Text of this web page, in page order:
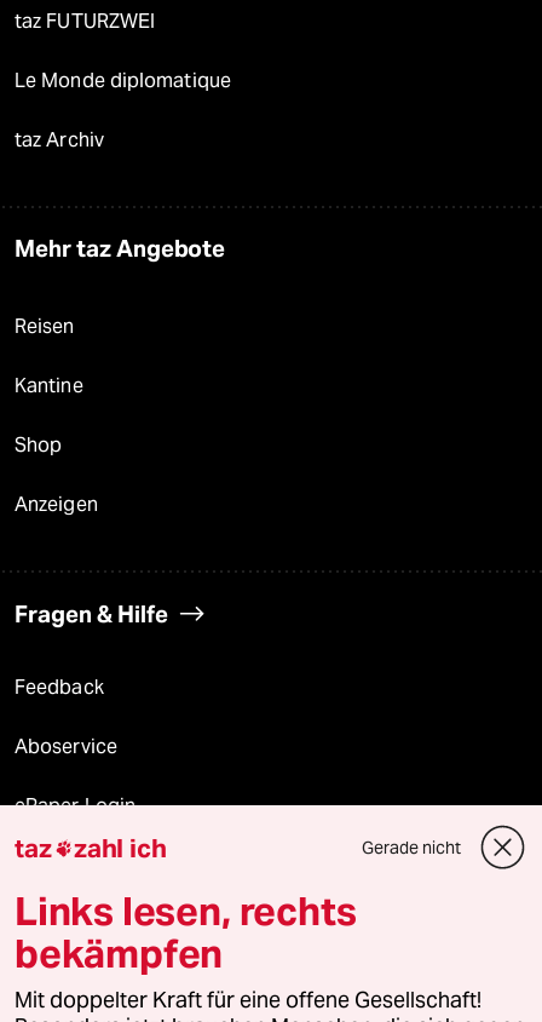
taz FUTURZWEI
Le Monde diplomatique
taz Archiv
Mehr taz Angebote
Reisen
Kantine
Shop
Anzeigen
Fragen & Hilfe
Feedback
Aboservice
ePaper Login
Downloads für Abonnierende
© 2026 taz Verlags und Vertriebs GmbH
Alle Rechte vorbehalten. Bei rechtlichen Fragen oder für Genehmigungen
wenden Sie sich bitte an
lizenzen@taz.de
taz zahl ich Gerade nicht
Links lesen, rechts
bekämpfen
Mit doppelter Kraft für eine offene Gesellschaft!